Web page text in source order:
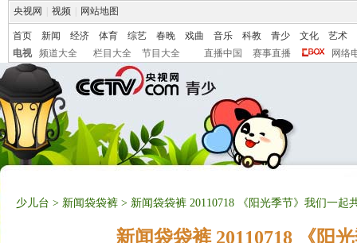
央视网 视频 网站地图
首页 新闻 经济 体育 综艺 春晚 戏曲 音乐 科教 青少 文化
艺术
电视
频道大全 栏目大全 节目大全 直播中国 赛事直播 网络
少儿台 > 新闻袋袋裤 > 新闻袋袋裤 20110718 《阳光季节》我们一起
新闻袋袋裤 20110718 《阳